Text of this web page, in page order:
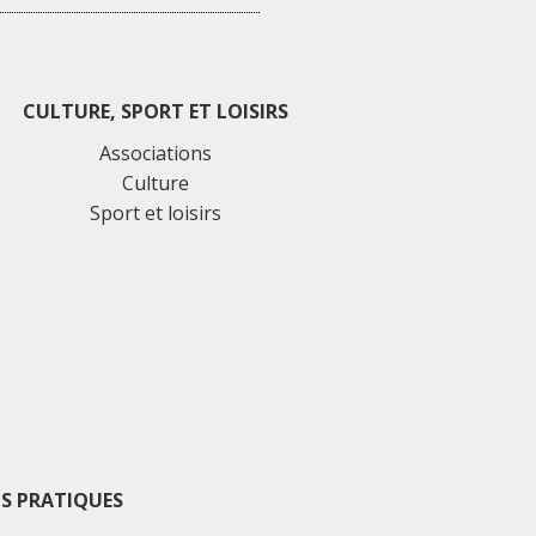
CULTURE, SPORT ET LOISIRS
Associations
Culture
Sport et loisirs
PRATIQUES